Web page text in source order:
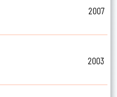
2007
2003